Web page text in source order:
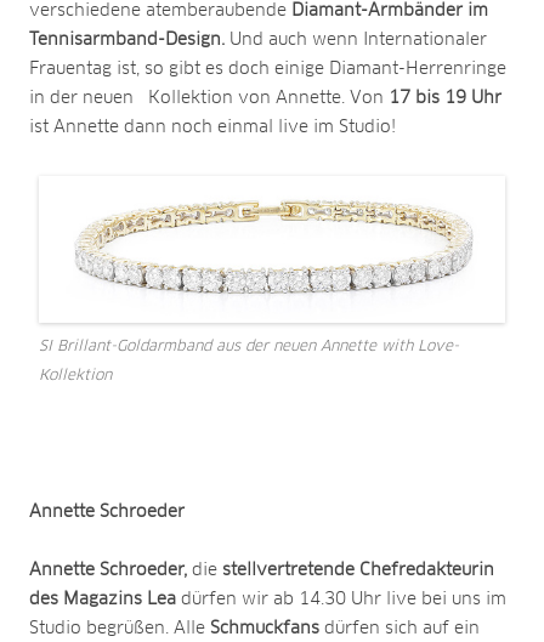
verschiedene atemberaubende Diamant-Armbänder im
Tennisarmband-Design. Und auch wenn Internationaler
Frauentag ist, so gibt es doch einige Diamant-Herrenringe
in der neuen Kollektion von Annette. Von 17 bis 19 Uhr
ist Annette dann noch einmal live im Studio!
SI Brillant-Goldarmband aus der neuen Annette with Love-
Kollektion
Annette Schroeder
Annette Schroeder, die stellvertretende Chefredakteurin
des Magazins Lea dürfen wir ab 14.30 Uhr live bei uns im
Studio begrüßen. Alle Schmuckfans dürfen sich auf ein